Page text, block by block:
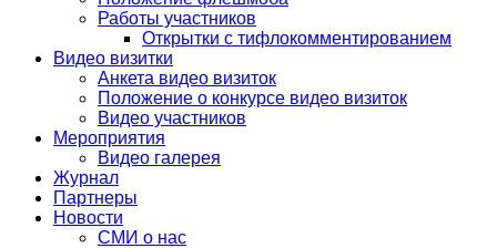
Работы участников
Открытки с тифлокомментированием
Видео визитки
Анкета видео визиток
Положение о конкурсе видео визиток
Видео участников
Мероприятия
Видео галерея
Журнал
Партнеры
Новости
СМИ о нас